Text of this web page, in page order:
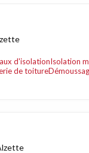
d'isolationIsolation
de toiture